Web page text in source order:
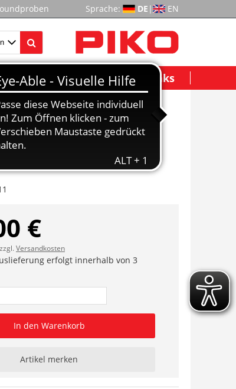
Sprache: DE | EN
Modelle Wichtige Links
218 497-6
DB AG VI
€
Versandkosten
erfolgt innerhalb von 3
In den Warenkorb
Artikel merken